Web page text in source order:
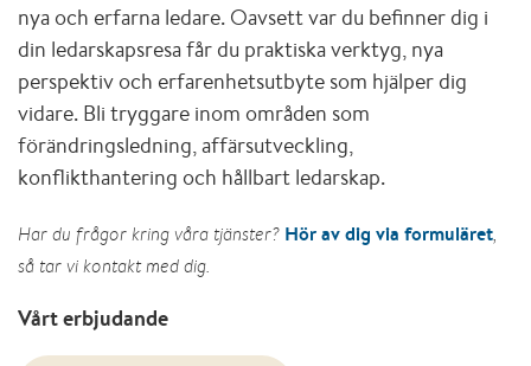
nya och erfarna ledare. Oavsett var du befinner dig i
din ledarskapsresa får du praktiska verktyg, nya
perspektiv och erfarenhetsutbyte som hjälper dig
vidare. Bli tryggare inom områden som
förändringsledning, affärsutveckling,
konflikthantering och hållbart ledarskap.
Har du frågor kring våra tjänster? Hör av dig via formuläret,
så tar vi kontakt med dig.
Vårt erbjudande